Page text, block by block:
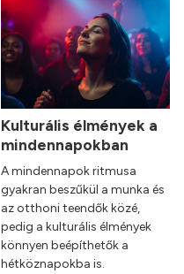
Kulturális élmények a
mindennapokban
A mindennapok ritmusa
gyakran beszűkül a munka és
az otthoni teendők közé,
pedig a kulturális élmények
könnyen beépíthetők a
hétköznapokba is.